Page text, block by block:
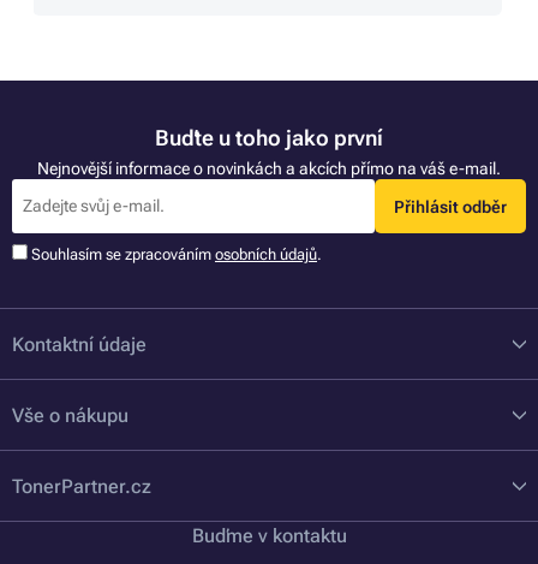
Buďte u toho jako první
Nejnovější informace o novinkách a akcích přímo na váš e-mail.
Přihlásit odběr
Souhlasím se zpracováním osobních údajů.
Kontaktní údaje
Vše o nákupu
TonerPartner.cz
Buďme v kontaktu